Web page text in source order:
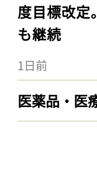
度目標改定
も継続
1日前
医薬品・医